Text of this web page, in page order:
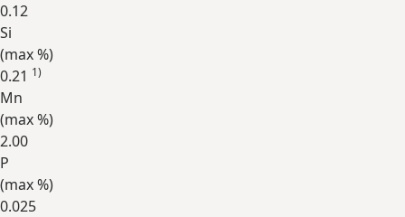
0.12
Si
(max%)
0.21 1)
Mn
(max%)
2.00
P
(max%)
0.025